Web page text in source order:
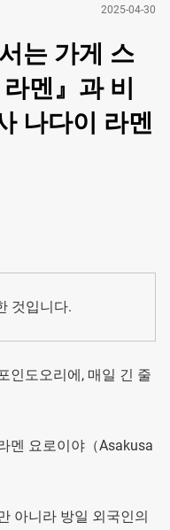
2025-04-30
는 가게 스
멘』과 비
나다이 라멘
것입니다.
인도오리에, 매일 긴 줄
멘 요로이야（Asakusa
아니라 방일 외국인의